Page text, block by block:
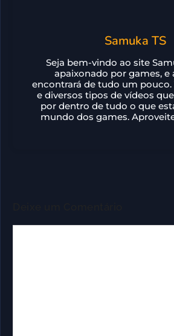
Samuka TS
Seja bem-vindo ao site
apaixonado por games, e
encontrará de tudo um pouco.
e diversos tipos de vídeos
por dentro de tudo o que
mundo dos games.